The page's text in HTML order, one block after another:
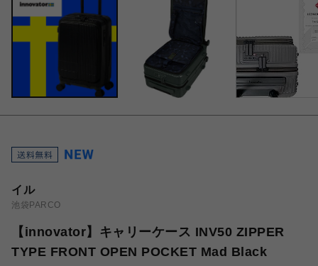
イル
池袋PARCO
【innovator】キャリーケース INV50 ZIPPER
TYPE FRONT OPEN POCKET Mad Black